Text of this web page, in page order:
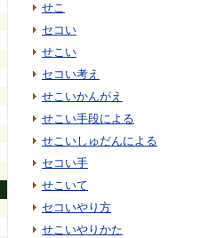
せこ
セコい
せこい
セコい考え
せこいかんがえ
せこい手段による
せこいしゅだんによる
セコい手
せこいて
セコいやり方
せこいやりかた